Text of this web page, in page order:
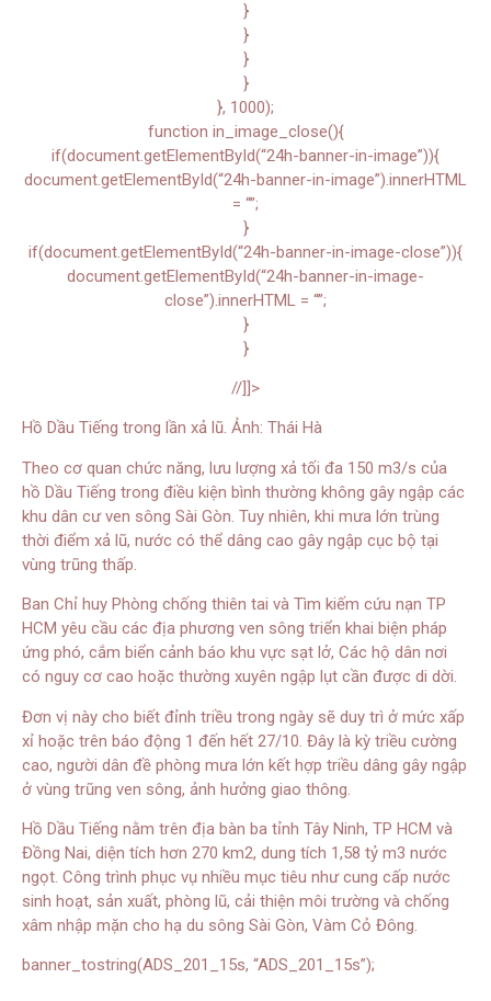
}
}
}
}
}, 1000);
function in_image_close(){
if(document.getElementById(“24h-banner-in-image”)){
document.getElementById(“24h-banner-in-image”).innerHTML
= “”;
}
if(document.getElementById(“24h-banner-in-image-close”)){
document.getElementById(“24h-banner-in-image-
close”).innerHTML = “”;
}
}
//]]>
Hồ Dầu Tiếng trong lần xả lũ. Ảnh: Thái Hà
Theo cơ quan chức năng, lưu lượng xả tối đa 150 m3/s của
hồ Dầu Tiếng trong điều kiện bình thường không gây ngập các
khu dân cư ven sông Sài Gòn. Tuy nhiên, khi mưa lớn trùng
thời điểm xả lũ, nước có thể dâng cao gây ngập cục bộ tại
vùng trũng thấp.
Ban Chỉ huy Phòng chống thiên tai và Tìm kiếm cứu nạn TP
HCM yêu cầu các địa phương ven sông triển khai biện pháp
ứng phó, cắm biển cảnh báo khu vực sạt lở, Các hộ dân nơi
có nguy cơ cao hoặc thường xuyên ngập lụt cần được di dời.
Đơn vị này cho biết đỉnh triều trong ngày sẽ duy trì ở mức xấp
xỉ hoặc trên báo động 1 đến hết 27/10. Đây là kỳ triều cường
cao, người dân đề phòng mưa lớn kết hợp triều dâng gây ngập
ở vùng trũng ven sông, ảnh hưởng giao thông.
Hồ Dầu Tiếng nằm trên địa bàn ba tỉnh Tây Ninh, TP HCM và
Đồng Nai, diện tích hơn 270 km2, dung tích 1,58 tỷ m3 nước
ngọt. Công trình phục vụ nhiều mục tiêu như cung cấp nước
sinh hoạt, sản xuất, phòng lũ, cải thiện môi trường và chống
xâm nhập mặn cho hạ du sông Sài Gòn, Vàm Cỏ Đông.
banner_tostring(ADS_201_15s, “ADS_201_15s”);